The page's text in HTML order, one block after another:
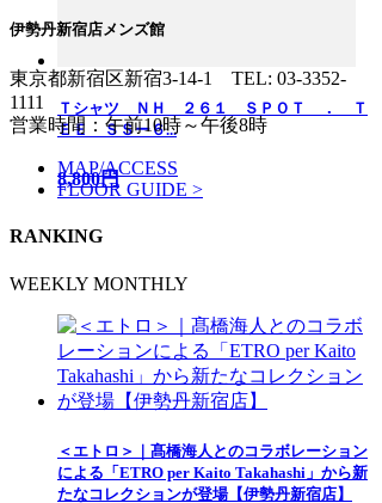
Ｔシャツ ＮＨ ２６１ ＳＰＯＴ ． Ｔ
ＥＥ ＳＳー６...
8,800円
伊勢丹新宿店メンズ館
東京都新宿区新宿3-14-1 TEL: 03-3352-
1111
営業時間：午前10時～午後8時
MAP/ACCESS
FLOOR GUIDE >
RANKING
WEEKLY MONTHLY
＜エトロ＞｜髙橋海人とのコラボレーション
による「ETRO per Kaito Takahashi」から新
たなコレクションが登場【伊勢丹新宿店】